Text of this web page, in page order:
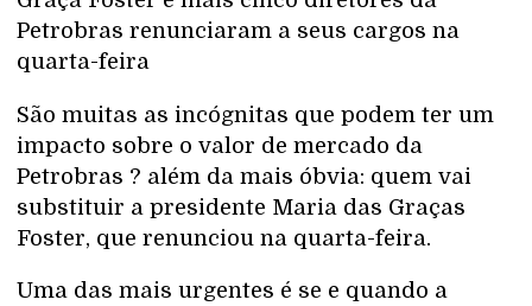
Petrobras renunciaram a seus cargos na
quarta-feira
São muitas as incógnitas que podem ter um
impacto sobre o valor de mercado da
Petrobras ? além da mais óbvia: quem vai
substituir a presidente Maria das Graças
Foster, que renunciou na quarta-feira.
Uma das mais urgentes é se e quando a